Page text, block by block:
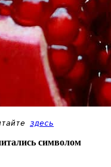
здесь
символом